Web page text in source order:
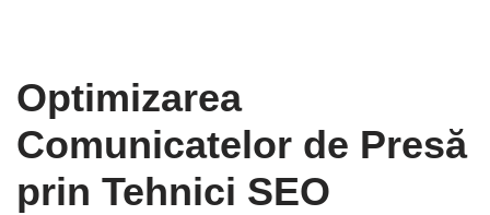
Optimizarea
Comunicatelor de Presă
prin Tehnici SEO